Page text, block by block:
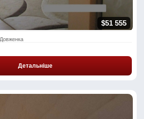
$51 555
Детальніше